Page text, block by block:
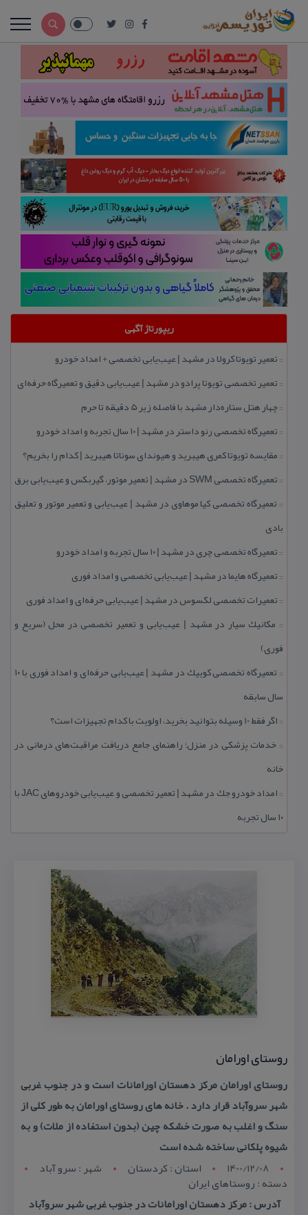
ریپورتاژ آگهی
:: تعمیر تویوتا كرولا در مشهد | عیب‌یابی تخصصی + امداد خودرو
:: تعمیر تخصصی تویوتا پرادو در مشهد | عیب‌یابی دقیق و تعمیرگاه حرفه‌ای
::چهار هتل‌ ستاره‌دار مشهد با فاصله زیر 5 دقیقه تا حرم
:: تعمیرگاه تخصصی رنو داستر در مشهد | ۱۰ سال تجربه و امداد خودرو
:: مقایسه تویوتا كمری هیبرید و هیوندای سوناتا هیبرید | كدام را بخریم؟
:: تعمیرگاه تخصصی SWM در مشهد | تعمیر موتور، گیربكس و عیب‌یابی برق
:: تعمیرگاه تخصصی كیا موهاوی در مشهد | عیب‌یابی و تعمیر موتور و تعلیق
بادی
:: تعمیرگاه تخصصی چری در مشهد | ۱۰ سال تجربه و امداد خودرو
:: تعمیرگاه هایما در مشهد | عیب‌یابی تخصصی و امداد فوری
:: تعمیرات تخصصی لكسوس در مشهد | عیب‌یابی حرفه‌ای و امداد فوری
:: مكانیك سیار در مشهد | عیب‌یابی و تعمیر تخصصی در محل (سریع و
فوری)
::
تعمیرگاه تخصصی كوییك در مشهد | عیب‌یابی حرفه‌ای و امداد فوری با ۱۰
سال سابقه
:: اگر فقط 10 وسیله بتوانید بخرید، اولویت با كدام تجهیزات است؟
:: خدمات پزشكی در منزل؛ راهنمای جامع دریافت مراقبت‌های درمانی در
خانه
::
امداد خودرو جك در مشهد | تعمیر تخصصی و عیب‌یابی خودروهای JAC با
۱۰ سال تجربه
روستای اورامان
روستای اورامان مركز دهستان اورامانات است و در جنوب غربی
شهر سروآباد قرار دارد . خانه های روستای اورامان به طور كلی از
سنگ و اغلب به صورت خشكه چین (بدون استفاده از ملات) و به
شیوه پلكانی ساخته شده است
1400/12/08
استان : کردستان شهر : سرو آباد
دسته : روستاهای ایران
آدرس : مركز دهستان اورامانات در جنوب غربی شهر سروآباد